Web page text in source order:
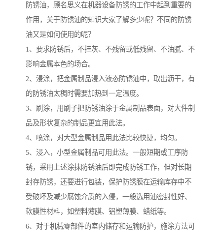
防锈油，顾名思义在机器设备防锈的工作中起到重要的
作用，关于防锈油的知识大家了解多少呢？不同的防锈
油又是如何使用的呢？
1、要求防锈后，不挂灰、不残留或低残留、不油腻、不
影响金属本色的场合。
2、浸涂，把金属制品浸入液态防锈油中，取出沥干，有
的防锈油太稠时需要加热到一定温度。
3、刷涂，用刷子把防锈油涂于金属制品表面，对大件制
品及形状复杂的制品更宜用此法。
4、喷涂，对大型金属制品用此法比较快捷，均匀。
5、浸入，小型金属制品可用此法。一般短期或工序防
锈，采用上述涂抹防锈油后即完成防锈工作，但对长期
封存防锈，还要进行包装，保护防锈膜在运输库存中不
受破坏及减少腐蚀介质的入侵，一般选用油密封性好、
软膜性材料，如塑料薄膜、铝塑薄膜、蜡纸等。
6、对于机械零部件的室内储存和运输防护，施涂方法可